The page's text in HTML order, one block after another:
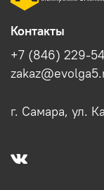
Контакты
+7 (846) 229-
г. Самара, ул.